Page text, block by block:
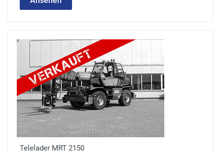
Telelader MRT 2150